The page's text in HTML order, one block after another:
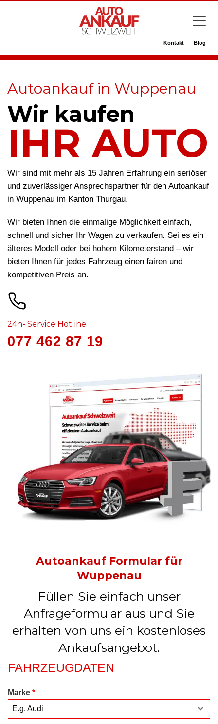
Kontakt Blog
Autoankauf in Wuppenau
Wir kaufen
IHR AUTO
Wir sind mit mehr als 15 Jahren Erfahrung ein seriöser
und zuverlässiger Ansprechspartner für den Autoankauf
in Wuppenau im Kanton Thurgau.
Wir bieten Ihnen die einmalige Möglichkeit einfach,
schnell und sicher Ihr Wagen zu verkaufen. Sei es ein
älteres Modell oder bei hohem Kilometerstand – wir
bieten Ihnen für jedes Fahrzeug einen fairen und
kompetitiven Preis an.
24h- Service Hotline
077 462 87 19
Autoankauf Formular für
Wuppenau
Füllen Sie einfach unser
Anfrageformular aus und Sie
erhalten von uns ein kostenloses
Ankaufsangebot.
FAHRZEUGDATEN
Marke *
E.g. Audi